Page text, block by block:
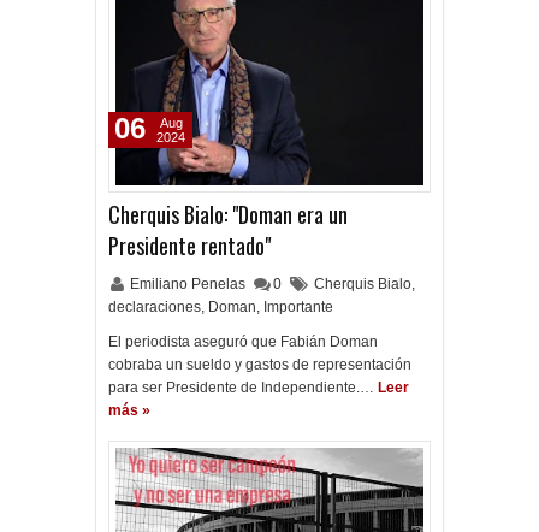
Cherquis Bialo: "Doman era un
Presidente rentado"
Emiliano Penelas 0 Cherquis Bialo,
declaraciones, Doman, Importante
El periodista aseguró que Fabián Doman
cobraba un sueldo y gastos de representación
para ser Presidente de Independiente.… Leer
más »
06
Aug
2024